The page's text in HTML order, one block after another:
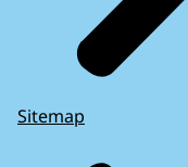
Sitemap